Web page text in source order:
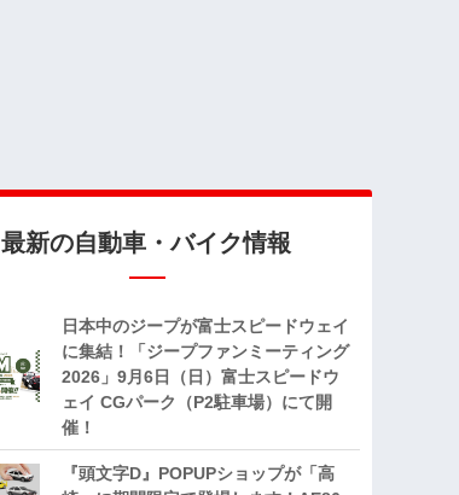
最新の自動車・バイク情報
日本中のジープが富士スピードウェイ
に集結！「ジープファンミーティング
2026」9月6日（日）富士スピードウ
ェイ CGパーク（P2駐車場）にて開
催！
『頭文字D』POPUPショップが「高